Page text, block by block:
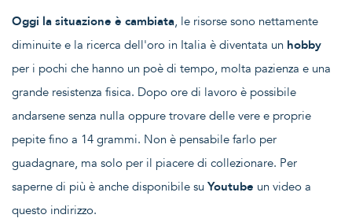
Oggi la situazione è cambiata, le risorse sono nettamente
diminuite e la ricerca dell'oro in Italia è diventata un hobby
per i pochi che hanno un poè di tempo, molta pazienza e una
grande resistenza fisica. Dopo ore di lavoro è possibile
andarsene senza nulla oppure trovare delle vere e proprie
pepite fino a 14 grammi. Non è pensabile farlo per
guadagnare, ma solo per il piacere di collezionare. Per
saperne di più è anche disponibile su Youtube un video a
questo indirizzo.